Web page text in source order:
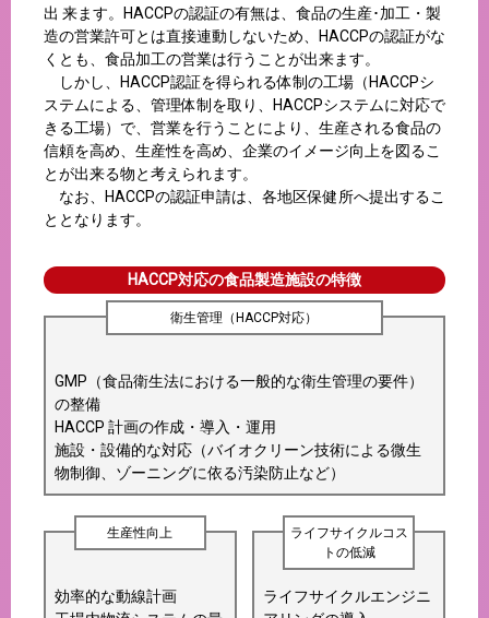
出 来ます。HACCPの認証の有無は、食品の生産･加工・製
造の営業許可とは直接連動しないため、HACCPの認証がな
くとも、食品加工の営業は行うことが出来ます。
しかし、HACCP認証を得られる体制の工場（HACCPシ
ステムによる、管理体制を取り、HACCPシステムに対応で
きる工場）で、営業を行うことにより、生産される食品の
信頼を高め、生産性を高め、企業のイメージ向上を図るこ
とが出来る物と考えられます。
なお、HACCPの認証申請は、各地区保健所へ提出するこ
ととなります。
HACCP対応の食品製造施設の特徴
衛生管理（HACCP対応）
GMP（食品衛生法における一般的な衛生管理の要件）
の整備
HACCP 計画の作成・導入・運用
施設・設備的な対応（バイオクリーン技術による微生
物制御、ゾーニングに依る汚染防止など）
生産性向上
効率的な動線計画
ライフサイクルコス
トの低減
ライフサイクルエンジニ